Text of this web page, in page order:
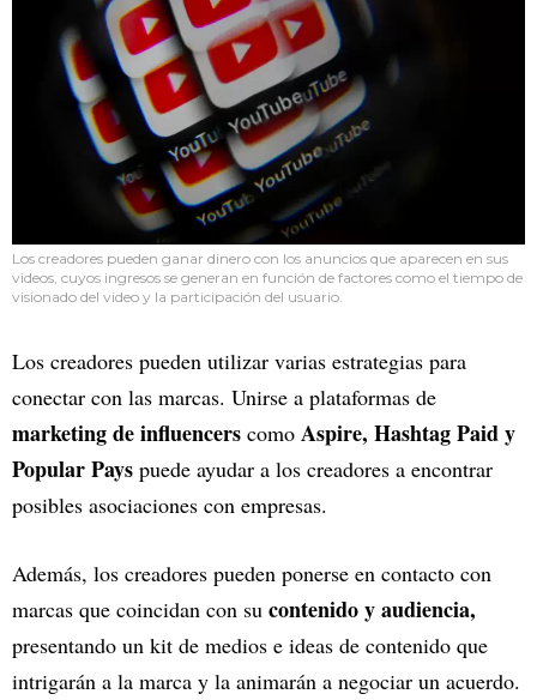
Los creadores pueden ganar dinero con los anuncios que aparecen en sus
videos, cuyos ingresos se generan en función de factores como el tiempo de
visionado del video y la participación del usuario.
Los creadores pueden utilizar varias estrategias para
conectar con las marcas. Unirse a plataformas de
marketing de influencers como Aspire, Hashtag Paid y
Popular Pays puede ayudar a los creadores a encontrar
posibles asociaciones con empresas.
Además, los creadores pueden ponerse en contacto con
marcas que coincidan con su contenido y audiencia,
presentando un kit de medios e ideas de contenido que
intrigarán a la marca y la animarán a negociar un acuerdo.